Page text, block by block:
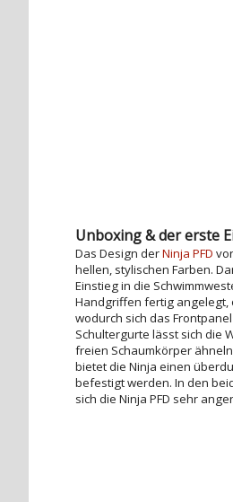
Unboxing & der erste
Das Design derNinja PFD
hellen, stylischen Farben.
Einstieg in die
Handgriffen fertig angelegt,
wodurch sich das
Schultergurte lässt sich die
freien Schaumkörper
bietet die Ninja einen
befestigt werden. In den
sich die Ninja PFD sehr